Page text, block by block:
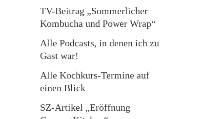
TV-Beitrag „Sommerlicher
Kombucha und Power Wrap“
Alle Podcasts, in denen ich zu
Gast war!
Alle Kochkurs-Termine auf
einen Blick
SZ-Artikel „Eröffnung